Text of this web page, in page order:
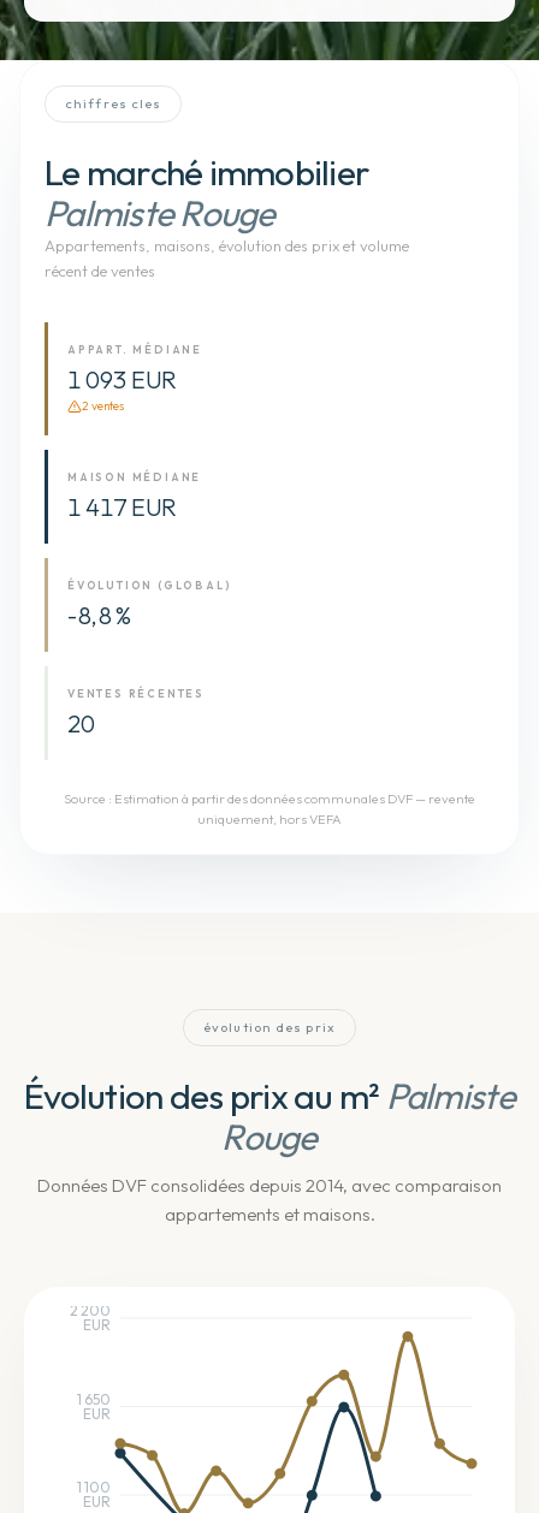
chiffres cles
Le marché immobilier
Palmiste Rouge
Appartements, maisons , évolution des prix et volume
récent de ventes
APPART. MÉDIANE
1 093 EUR
2 ventes
MAISON MÉDIANE
1 417 EUR
ÉVOLUTION (GLOBAL)
-8,8 %
VENTES RÉCENTES
20
Source : Estimation à partir des données communales DVF — revente
uniquement, hors VEFA
évolution des prix
Évolution des prix au m² Palmiste
Rouge
Données DVF consolidées depuis 2014, avec comparaison
appartements et maisons.
1 100
EUR
1 650
EUR
2 200
EUR